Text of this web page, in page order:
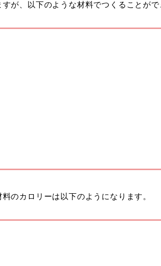
が、以下のような材料でつくることがで
のカロリーは以下のようになります。